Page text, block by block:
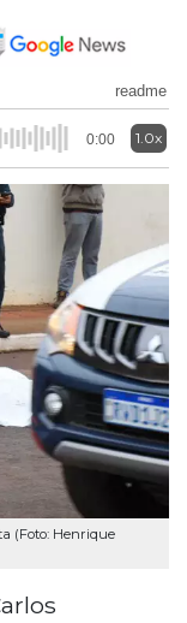
readme
0:00 1.0x
(Foto: Henrique